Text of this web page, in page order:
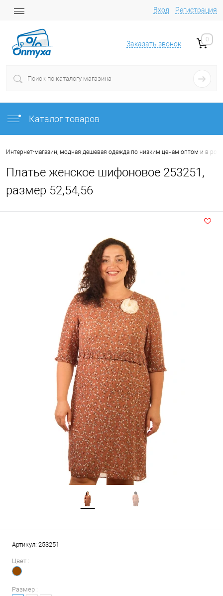
Вход Регистрация
Заказать звонок
0
Каталог товаров
Интернет-магазин, модная дешевая одежда по низким ценам оптом и в
Платье женское шифоновое 253251,
размер 52,54,56
Артикул: 253251
Цвет :
Размер :